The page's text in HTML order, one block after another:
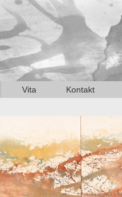
Vita Kontakt